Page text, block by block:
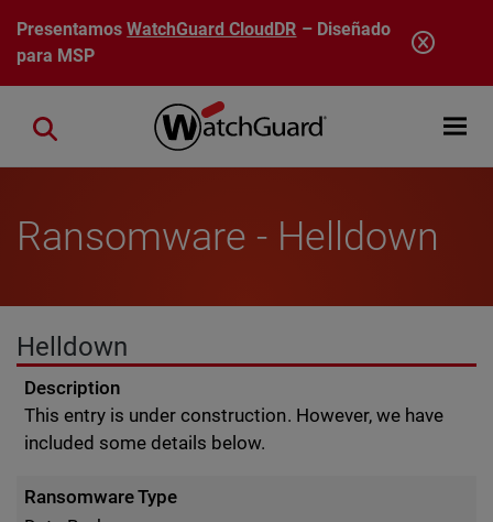
Pasar al contenido principal
PresentamosWatchGuard CloudDR – Diseñado
para MSP
Open
Close search
Ransomware - Helldown
Helldown
Description
This entry is under construction. However, we have
included some details below.
Ransomware Type